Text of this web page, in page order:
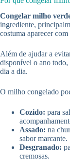
Congelar milho
ingrediente,
costuma aparecer
Além de ajudar a
disponível o ano todo,
dia a dia.
O milho congelado
Cozido: para
Assado: na
sabor marcante.
Desgranado:
cremosas.